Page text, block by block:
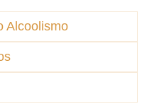
Alcoolismo